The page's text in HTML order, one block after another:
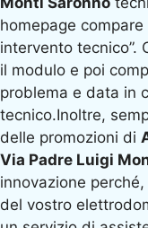
homepage
intervento tecnico”.
il modulo e poi
problema e data in
tecnico.Inoltre,
delle promozioni di
Via Padre Luigi
innovazione
del vostro